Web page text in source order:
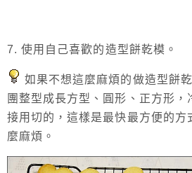
7. 使用自己喜歡的造型餅乾模。
如果不想這麼麻煩的做造型餅
團整型成長方型、圓形、正方形，
接用切的，這樣是最快最方便的方
麼麻煩。